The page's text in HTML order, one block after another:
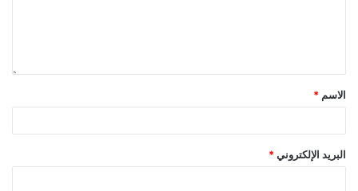
الاسم *
البريد الإلكتروني *